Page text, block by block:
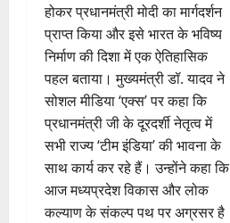
होकर प्रधानमंत्री मोदी का मार्गदर्शन
प्राप्त किया और इसे भारत के भविष्य
निर्माण की दिशा में एक ऐतिहासिक
पहल बताया। मुख्यमंत्री डॉ. यादव ने
सोशल मीडिया ‘एक्स’ पर कहा कि
प्रधानमंत्री जी के दूरदर्शी नेतृत्व में
सभी राज्य ‘टीम इंडिया’ की भावना के
साथ कार्य कर रहे हैं। उन्होंने कहा कि
आज मध्यप्रदेश विकास और लोक
कल्याण के संकल्प पथ पर अग्रसर है